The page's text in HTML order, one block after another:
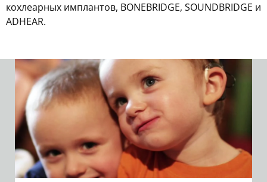
кохлеарных имплантов, BONEBRIDGE, SOUNDBRIDGE и
ADHEAR.